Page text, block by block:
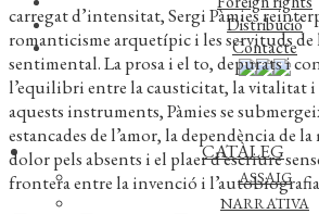
Distribució
Contacte
CATÀLEG
ASSAIG
NARRATIVA
carregat d’intensitat, Sergi Pàmies
romanticisme arquetípic i les servituds
sentimental. La prosa i el to, depurats i
l’equilibri entre la causticitat, la vitalitat i
aquests instruments, Pàmies se
estancades de l’amor, la dependència de
dolor pels absents i el plaer d’escriure
frontera entre la invenció i